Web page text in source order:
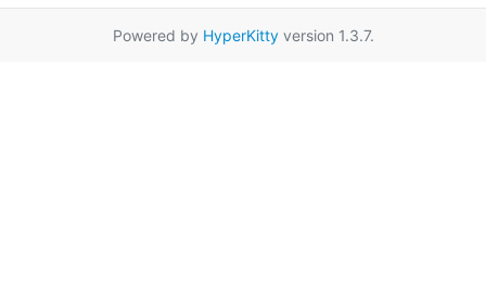
Powered by HyperKittyversion 1.3.7.